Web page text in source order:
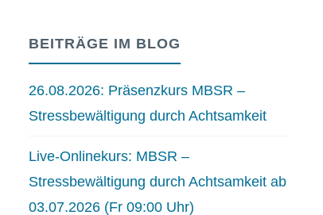
BEITRÄGE IM BLOG
26.08.2026: Präsenzkurs MBSR –
Stressbewältigung durch Achtsamkeit
Live-Onlinekurs: MBSR –
Stressbewältigung durch Achtsamkeit ab
03.07.2026 (Fr 09:00 Uhr)